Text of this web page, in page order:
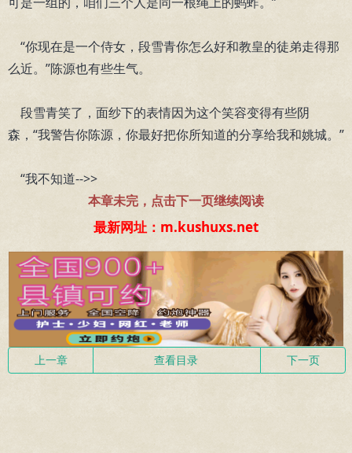
“你现在是一个侍女，段雪青你怎么好和教皇的徒弟走得那
么近。”陈源也有些生气。
段雪青笑了，面纱下的表情因为这个笑容变得有些阴
森，“我警告你陈源，你最好把你所知道的分享给我和姚城。”
“我不知道-->>
本章未完，点击下一页继续阅读
最新网址：m.kushuxs.net
上一章 查看目录 下一页